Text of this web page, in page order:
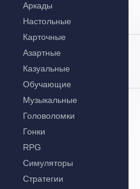
Аркады
Настольные
Карточные
Азартные
Казуальные
Обучающие
Музыкальные
Головоломки
Гонки
RPG
Симуляторы
Стратегии